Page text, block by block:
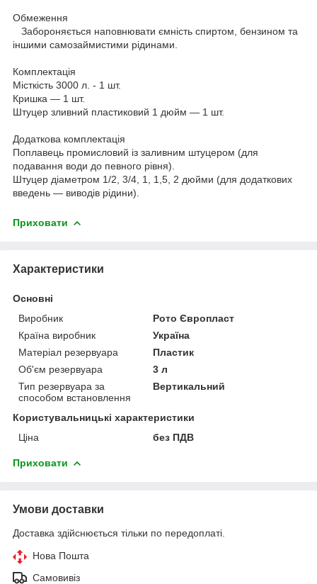
Обмеження
Забороняється наповнювати ємність спиртом, бензином та
іншими самозаймистими рідинами.
Комплектація
Місткість 3000 л. - 1 шт.
Кришка — 1 шт.
Штуцер зливний пластиковий 1 дюйм — 1 шт.
Додаткова комплектація
Поплавець промисловий із заливним штуцером (для
подавання води до певного рівня).
Штуцер діаметром 1/2, 3/4, 1, 1,5, 2 дюйми (для додаткових
введень — виводів рідини).
Приховати
Характеристики
Основні
Виробник
Рото Європласт
Країна виробник
Україна
Матеріал резервуара
Пластик
Об'єм резервуара
3 л
Тип резервуара за
способом встановлення
Вертикальний
Користувальницькі характеристики
Ціна
без ПДВ
Приховати
Умови доставки
Доставка здійснюється тільки по передоплаті.
Нова Пошта
Самовивіз